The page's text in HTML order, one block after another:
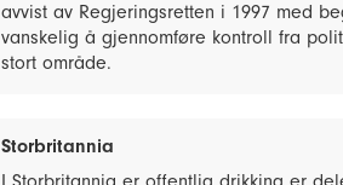
avvist av Regjeringsretten i 1997 med
vanskelig å gjennomføre kontroll fra
stort område.
Storbritannia